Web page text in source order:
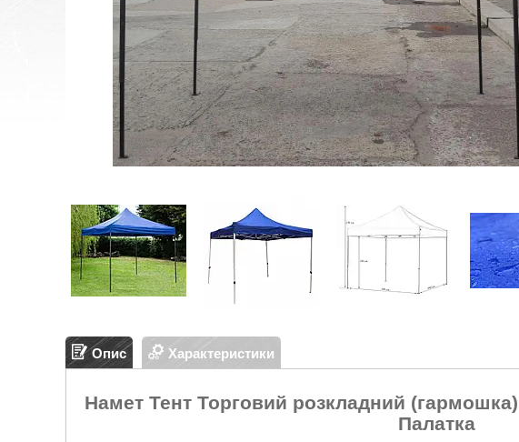
Опис Характеристики
Намет Тент Торговий розкладний
Палатка